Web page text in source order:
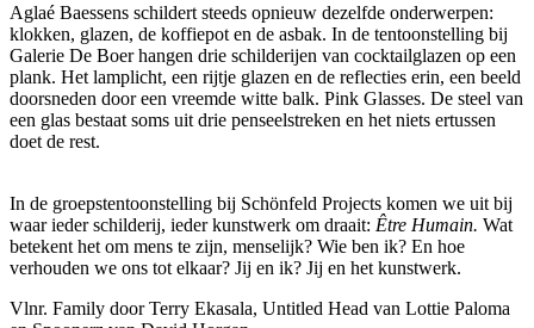
Aglaé Baessens schildert steeds opnieuw dezelfde onderwerpen:
klokken, glazen, de koffiepot en de asbak. In de tentoonstelling bij
Galerie De Boer hangen drie schilderijen van cocktailglazen op een
plank. Het lamplicht, een rijtje glazen en de reflecties erin, een beeld
doorsneden door een vreemde witte balk. Pink Glasses. De steel van
een glas bestaat soms uit drie penseelstreken en het niets ertussen
doet de rest.
In de groepstentoonstelling bij Schönfeld Projects komen we uit bij
waar ieder schilderij, ieder kunstwerk om draait: Être Humain. Wat
betekent het om mens te zijn, menselijk? Wie ben ik? En hoe
verhouden we ons tot elkaar? Jij en ik? Jij en het kunstwerk.
Vlnr. Family door Terry Ekasala, Untitled Head van Lottie Paloma